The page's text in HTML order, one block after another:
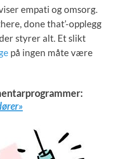
empati og omsorg.
done that’-opplegg
styrer alt. Et slikt
på ingen måte være